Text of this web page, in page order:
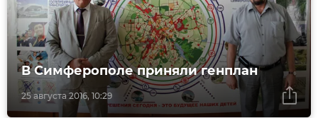
25 августа 2016, 10:29
В Симферополе приняли генплан